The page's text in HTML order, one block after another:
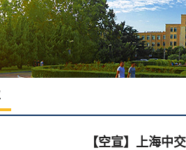
【空宣】上海中